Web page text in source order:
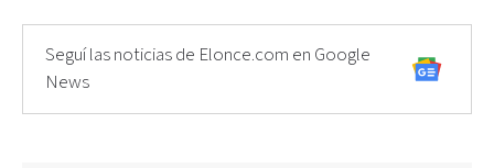
Seguí las noticias de Elonce.com en Google
News